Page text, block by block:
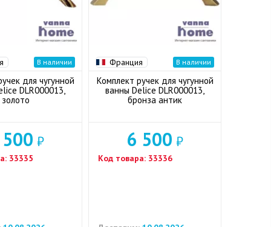
В наличии
для чугунной
DLR000013,
золото
₽
33335
Франция В наличии
Комплект ручек для чугунной
ванны Delice DLR000013,
бронза антик
6 500 ₽
Код товара: 33336